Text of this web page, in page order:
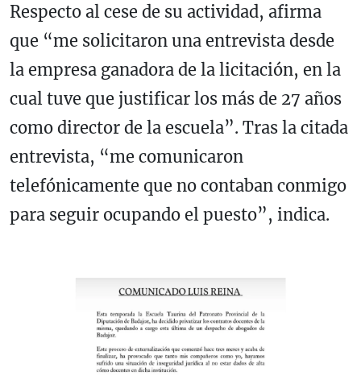
Respecto al cese de su actividad, afirma
que “me solicitaron una entrevista desde
la empresa ganadora de la licitación, en la
cual tuve que justificar los más de 27 años
como director de la escuela”. Tras la citada
entrevista, “me comunicaron
telefónicamente que no contaban conmigo
para seguir ocupando el puesto”, indica.